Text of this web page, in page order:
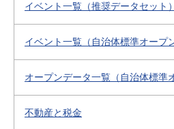
イベント一覧（推奨データセット）
イベント一覧（自治体標準オープ
オープンデータ一覧（自治体標準
不動産と税金